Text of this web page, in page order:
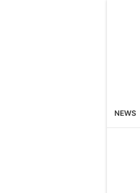
NEWS